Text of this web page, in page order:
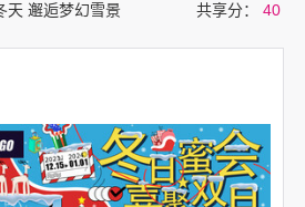
天 邂逅梦幻雪景 共享分： 40